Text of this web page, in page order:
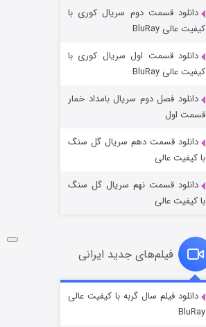
شکست استوارت در نجات جهان
قسمت ۷ (زیرنویس) منتشر شد
شوگر فصل ۲
قسمت
دانلود قسمت دوم سریال کوری با
کیفیت عالی BluRay
دانلود قسمت اول سریال کوری با
کیفیت عالی BluRay
دانلود فصل دوم سریال بامداد خمار
قسمت اول
دانلود قسمت دهم سریال گل سنگ
با کیفیت عالی
دانلود قسمت نهم سریال گل سنگ
با کیفیت عالی
فیلم‌های جدید ایرانی
دانلود فیلم سال گربه با کیفیت عالی
BluRay